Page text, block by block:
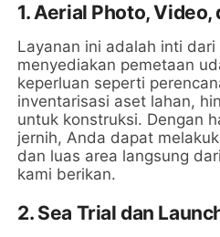
1. Aerial Photo, Video,
Layanan ini adalah inti
menyediakan pemetaan
keperluan seperti
inventarisasi aset lahan,
untuk konstruksi. Dengan
jernih, Anda dapat
dan luas area langsung
kami berikan.
2. Sea Trial dan